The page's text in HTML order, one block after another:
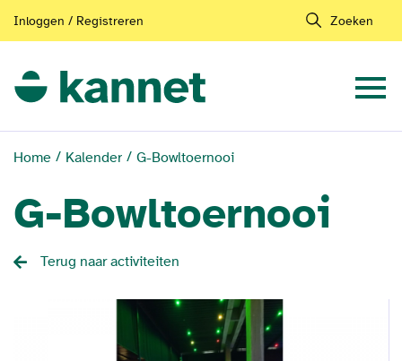
Inloggen / Registreren Zoeken
Home Kalender G-Bowltoernooi
G-Bowltoernooi
Terug naar activiteiten